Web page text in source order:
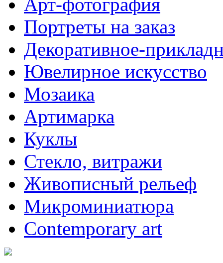
Портреты на заказ
Декоративное-
Ювелирное искусство
Мозаика
Артимарка
Куклы
Стекло, витражи
Живописный рельеф
Микроминиатюра
Contemporary art